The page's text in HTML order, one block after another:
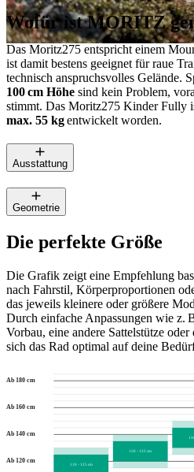
Wofür ist MORITZ
Das Moritz275 entspricht einem
ist damit bestens geeignet für raue
technisch anspruchsvolles Gelände.
100 cm Höhe sind kein Problem,
stimmt. Das Moritz275 Kinder Fully
max. 55 kgentwickelt worden.
Ausstattung
Geometrie
Die perfekte Größe
Die Grafik zeigt eine Empfehlung
nach Fahrstil, Körperproportionen
das jeweils kleinere oder größere
Durch einfache Anpassungen wie z.
Vorbau, eine andere Sattelstütze
sich das Rad optimal auf deine
Ab 120 cm
Ab 140 cm
Ab 160 cm
Ab 180 cm
110 - 125 cm
120 - 135 cm